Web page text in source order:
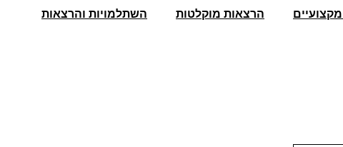
הרצאות מוקלטות השתלמויות והרצאות